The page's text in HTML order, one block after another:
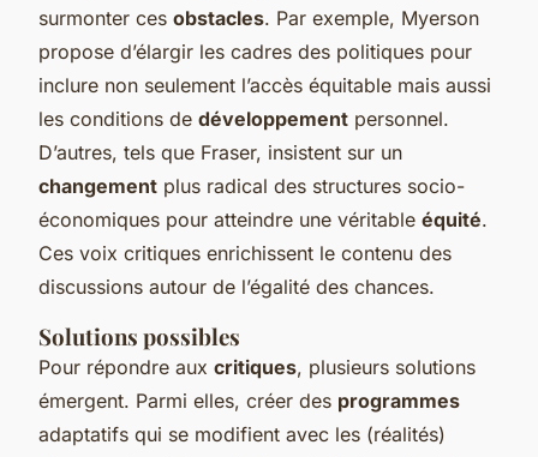
surmonter ces obstacles. Par exemple, Myerson
propose d’élargir les cadres des politiques pour
inclure non seulement l’accès équitable mais aussi
les conditions de développement personnel.
D’autres, tels que Fraser, insistent sur un
changement plus radical des structures socio-
économiques pour atteindre une véritable équité.
Ces voix critiques enrichissent le contenu des
discussions autour de l’égalité des chances.
Solutions possibles
Pour répondre aux critiques, plusieurs solutions
émergent. Parmi elles, créer des programmes
adaptatifs qui se modifient avec les (réalités)